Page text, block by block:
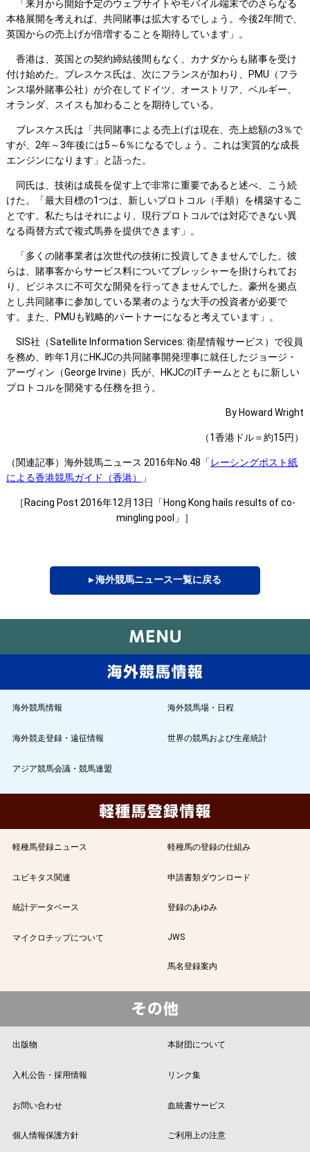
「来月から開始予定のウェブサイトやモバイル端末でのさらなる
本格展開を考えれば、共同賭事は拡大するでしょう。今後2年間で、
英国からの売上げが倍増することを期待しています」。
香港は、英国との契約締結後間もなく、カナダからも賭事を受け
付け始めた。ブレスケス氏は、次にフランスが加わり、PMU（フラ
ンス場外賭事公社）が介在してドイツ、オーストリア、ベルギー、
オランダ、スイスも加わることを期待している。
ブレスケス氏は「共同賭事による売上げは現在、売上総額の3％で
すが、2年～3年後には5～6％になるでしょう。これは実質的な成長
エンジンになります」と語った。
同氏は、技術は成長を促す上で非常に重要であると述べ、こう続
けた。「最大目標の1つは、新しいプロトコル（手順）を構築するこ
とです。私たちはそれにより、現行プロトコルでは対応できない異
なる両替方式で複式馬券を提供できます」。
「多くの賭事業者は次世代の技術に投資してきませんでした。彼
らは、賭事客からサービス料についてプレッシャーを掛けられてお
り、ビジネスに不可欠な開発を行ってきませんでした。豪州を拠点
とし共同賭事に参加している業者のような大手の投資者が必要で
す。また、PMUも戦略的パートナーになると考えています」。
SIS社（Satellite Information Services: 衛星情報サービス）で役員
を務め、昨年1月にHKJCの共同賭事開発理事に就任したジョージ・
アーヴィン（George Irvine）氏が、HKJCのITチームとともに新しい
プロトコルを開発する任務を担う。
By Howard Wright
（1香港ドル＝約15円）
（関連記事）海外競馬ニュース 2016年No.48「 レーシングポスト紙
による香港競馬ガイド（香港）
」
［Racing Post 2016年12月13日「Hong Kong hails results of co-
mingling pool」］
▸ 海外競馬ニュース一覧に戻る
海外競馬情報 海外競馬場・日程
海外競走登録・遠征情報 世界の競馬および生産統計
アジア競馬会議・競馬連盟
軽種馬登録ニュース 軽種馬の登録の仕組み
ユビキタス関連 申請書類ダウンロード
統計データベース 登録のあゆみ
マイクロチップについて JWS
馬名登録案内
出版物 本財団について
入札公告・採用情報 リンク集
お問い合わせ 血統書サービス
個人情報保護方針 ご利用上の注意